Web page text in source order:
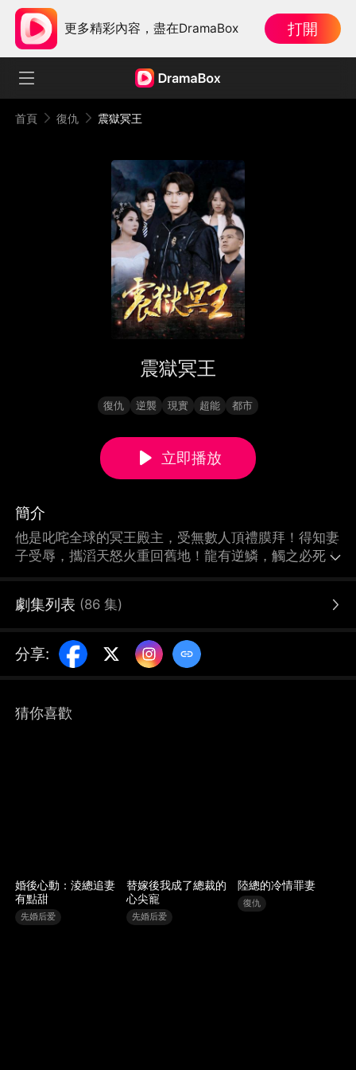
更多精彩內容，盡在DramaBox 打開
首頁 復仇 震獄冥王
震獄冥王
復仇 逆襲 現實 超能 都市
立即播放
簡介
他是叱咤全球的冥王殿主，受無數人頂禮膜拜！得知妻
子受辱，攜滔天怒火重回舊地！龍有逆鱗，觸之必死！
劇集列表 (86 集)
分享:
猜你喜歡
婚後心動：淩總追妻
有點甜
先婚后爱
替嫁後我成了總裁的
心尖寵
先婚后爱
陸總的冷情罪妻
復仇